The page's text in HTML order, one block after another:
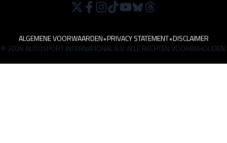
ALGEMENE VOORWAARDEN•PRIVACY STATEMENT•DISCLAIMER
© 2026 AUTOSPORT INTERNATIONAL B.V. ALLE RECHTEN VOORBEHOUDEN.